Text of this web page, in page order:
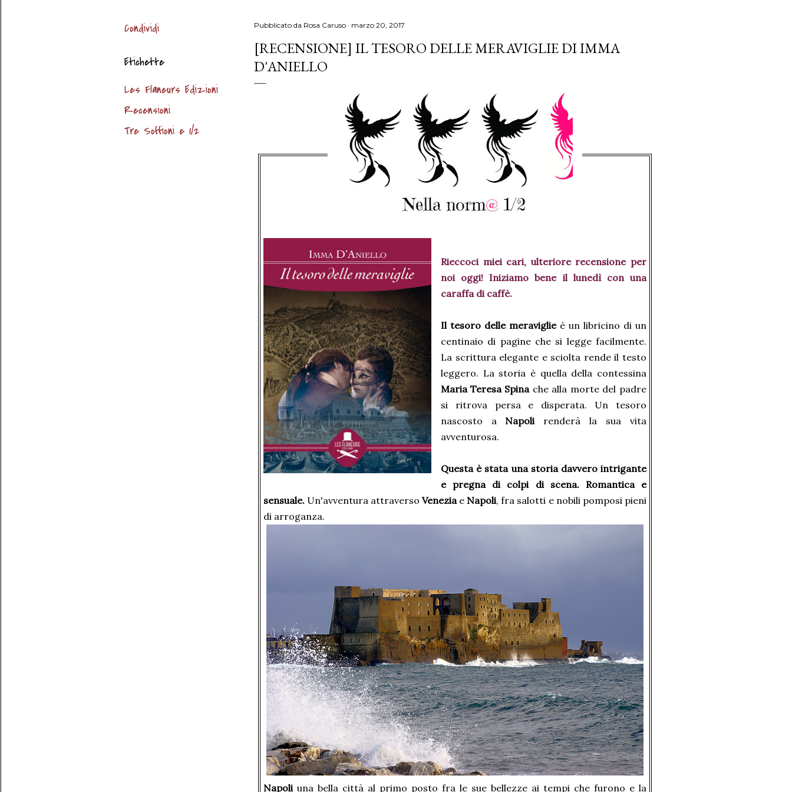
Condividi
Etichette
Les Flaneurs Edizioni
Recensioni
Tre Soffioni e 1/2
Pubblicato da Rosa Caruso marzo 20, 2017
[RECENSIONE] IL TESORO DELLE MERAVIGLIE DI IMMA
D'ANIELLO
Rieccoci miei cari, ulteriore recensione per
noi oggi! Iniziamo bene il lunedì con una
caraffa di caffè.
Il tesoro delle meraviglieè un libricino di un
centinaio di pagine che si legge facilmente.
La scrittura elegante e sciolta rende il testo
leggero. La storia è quella della contessina
Maria Teresa Spinache alla morte del padre
si ritrova persa e disperata. Un tesoro
nascosto a Napoli renderà la sua vita
avventurosa.
Questa è stata una storia davvero intrigante
e pregna di colpi di scena. Romantica e
sensuale. Un'avventura attraverso Veneziae Napoli, fra salotti e nobili pomposi pieni
di arroganza.
Napoliuna bella città al primo posto fra le sue bellezze ai tempi che furono e la